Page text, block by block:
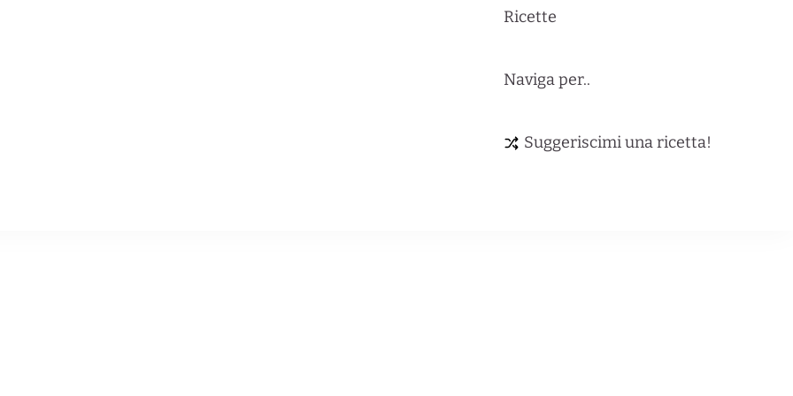
Ricette
Naviga per..
Suggeriscimi una ricetta!